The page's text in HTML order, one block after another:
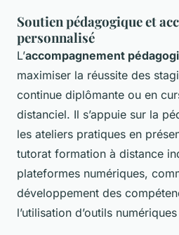
Soutien pédagogique et
personnalisé
L’accompagnement
maximiser la réussite des
continue diplômante ou en
distanciel. Il s’appuie sur la
les ateliers pratiques en
tutorat formation à distance
plateformes numériques,
développement des
l’utilisation d’outils